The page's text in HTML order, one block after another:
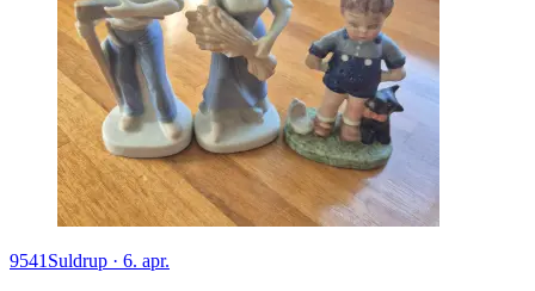
9541 Suldrup · 6. apr.